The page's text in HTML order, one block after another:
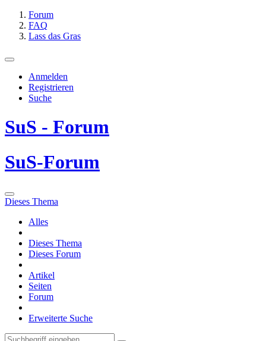
Forum
FAQ
Lass das Gras
Anmelden
Registrieren
Suche
SuS - Forum
SuS-Forum
Dieses Thema
Alles
Dieses Thema
Dieses Forum
Artikel
Seiten
Forum
Erweiterte Suche